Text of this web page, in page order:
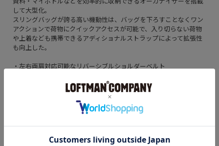
して大型化。
スリングバッグが誇る高い機動性は、バッグを下ろすことなくワン
アクションで荷物にクイックアクセスが可能で、入り切らない荷物
や上着なども携帯できるアディショナルストラップによって拡張性
も向上した。
・左右両肩対応可能なリバーシブルショルダーベルト
・16インチのPCまで収納可能なパッド付きPCスリーブ。
・ケーブルやモバイルバッテリーなど、ガジェットの収納に最適な
オーガナイザーを搭載。PCと同時に取り出し/収納ができノンスト
・スムーズな長さ調節や取り外しが可能なアイコニックシートベル